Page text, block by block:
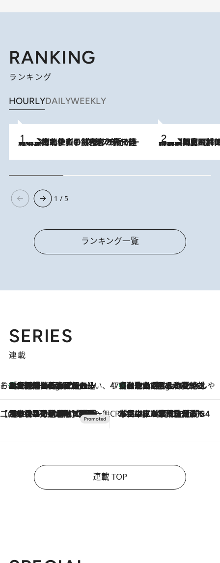
RANKING
ランキング
HOURLYDAILYWEEKLY
2026.8.3
《「文士の子ども被害者の会」発足！》阿川佐和子（72）が語る遠藤周作に北杜夫、劇作家・矢代静一の子どもたちの“文豪プライベート事件簿” 2026.8.8
「最後に見られてよかった」上野動物園の東園パンダ舎が解体前に特別公開。8月16日まで延長されたパネル展と共に辿る“半世紀”のパンダ飼育《解体工事の図面あり》
1 / 5
ランキング一覧
SERIES
連載
そおだよおこの関西おいしい、おやつ紀行3 Hours Ago
［大阪府箕面市］一皿一皿目の前で仕上げられる、料理を巧みに組み込んだアシェットデセールコース「ミチル アシェット デセール（Michiru assiette dessert）」 47都道府県の手みやげ ひんやりスイーツで夏を満喫
3 Hours Ago
【和歌山県】この夏絶対食べたい 冷やしておいしいおやつ3選 みかんがごろっと丸ごと入ったジュレ
【CREA×星野リゾート】唯一無二。癒しと発見が待つ場所へ
2026.8.7
【トンボの足水浴】ヒノキの香りに包まれて涼感マックス！約13℃の湧水かけ流しを避暑地「星野温泉 トンボの湯」で体験 CREA'S CHOICE
2026.8.7
「立川にも歌舞伎があるんだよ」 片岡仁左衛門・市川中車ら豪華座組みで4年目の立川立飛歌舞伎へ
連載 TOP